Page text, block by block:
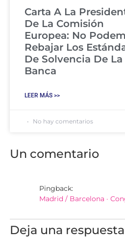
Carta A La
De La Comisión
Europea: No
Rebajar Los
De Solvencia De La
Banca
LEER MÁS >>
No hay comentarios
Un comentario
Pingback:
Madrid / Barcelona ·
Deja una respuesta